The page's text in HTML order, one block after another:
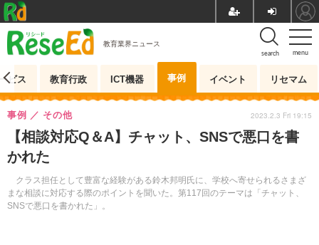
menu
search
教育業界ニュース
ビス 教育行政 ICT機器 事例 イベント リセマム
【相談対応Q＆A】チャット、SNSで悪口を書
かれた
クラス担任として豊富な経験がある鈴木邦明氏に、学校へ寄せられるさまざ
まな相談に対応する際のポイントを聞いた。第117回のテーマは「チャット、
SNSで悪口を書かれた」。
事例 その他 2023.2.3 Fri 19:15